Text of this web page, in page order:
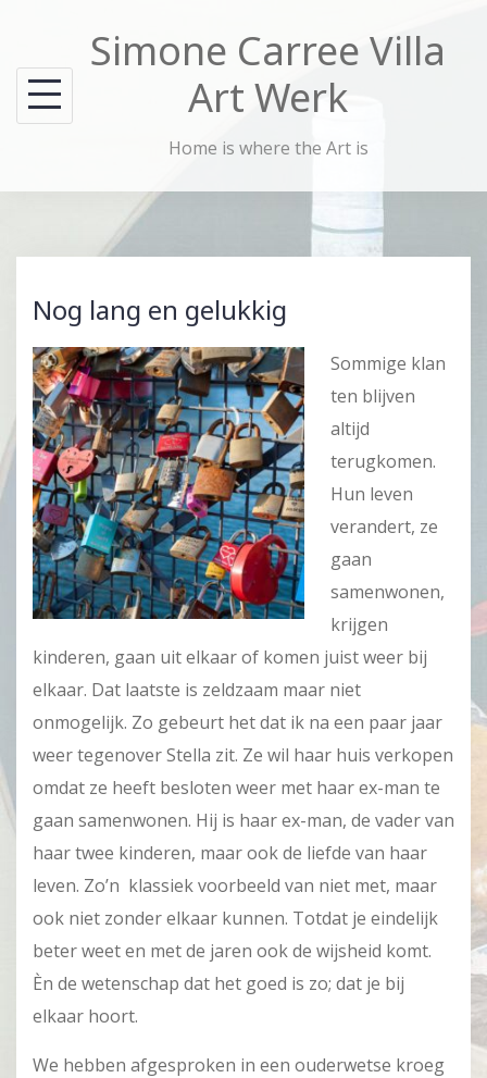
content
Simone Carree Villa
Art Werk
Home is where the Art is
Nog lang en gelukkig
Sommige klan
ten blijven
altijd
terugkomen.
Hun leven
verandert, ze
gaan
samenwonen,
krijgen
kinderen, gaan uit elkaar of komen juist weer bij
elkaar. Dat laatste is zeldzaam maar niet
onmogelijk. Zo gebeurt het dat ik na een paar jaar
weer tegenover Stella zit. Ze wil haar huis verkopen
omdat ze heeft besloten weer met haar ex-man te
gaan samenwonen. Hij is haar ex-man, de vader van
haar twee kinderen, maar ook de liefde van haar
leven. Zo’n klassiek voorbeeld van niet met, maar
ook niet zonder elkaar kunnen. Totdat je eindelijk
beter weet en met de jaren ook de wijsheid komt.
Èn de wetenschap dat het goed is zo; dat je bij
elkaar hoort.
We hebben afgesproken in een ouderwetse kroeg